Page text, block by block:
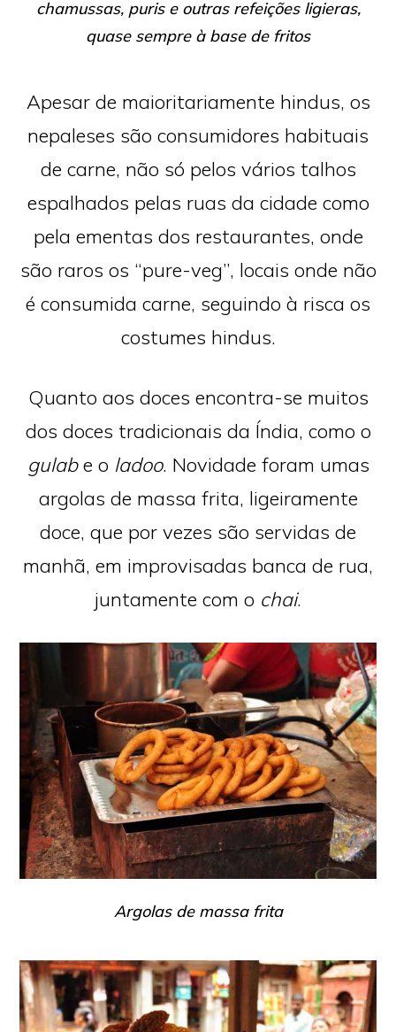
chamussas, puris e outras refeições ligieras,
quase sempre à base de fritos
Apesar de maioritariamente hindus, os
nepaleses são consumidores habituais
de carne, não só pelos vários talhos
espalhados pelas ruas da cidade como
pela ementas dos restaurantes, onde
são raros os “pure-veg”, locais onde não
é consumida carne, seguindo à risca os
costumes hindus.
Quanto aos doces encontra-se muitos
dos doces tradicionais da Índia, como o
gulabe o ladoo. Novidade foram umas
argolas de massa frita, ligeiramente
doce, que por vezes são servidas de
manhã, em improvisadas banca de rua,
juntamente com o chai.
Argolas de massa frita